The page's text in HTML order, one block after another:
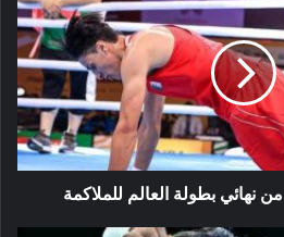
نهائي بطولة العالم للملاكمة